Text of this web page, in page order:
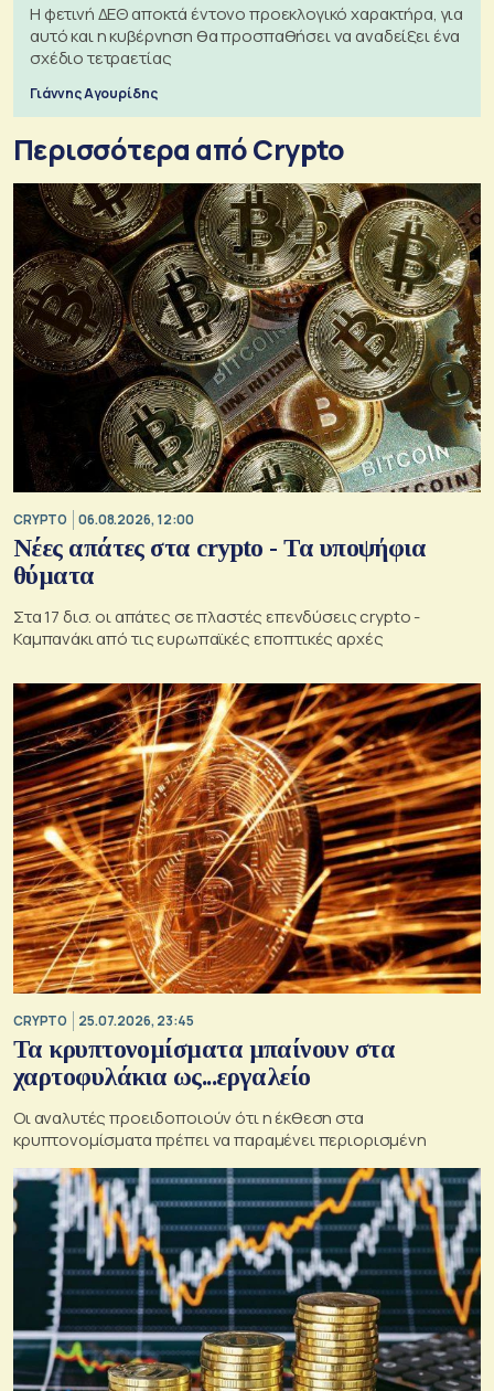
Η φετινή ΔΕΘ αποκτά έντονο προεκλογικό χαρακτήρα, για
αυτό και η κυβέρνηση θα προσπαθήσει να αναδείξει ένα
σχέδιο τετραετίας
Γιάννης Αγουρίδης
Περισσότερα από Crypto
CRYPTO 06.08.2026, 12:00
Νέες απάτες στα crypto - Τα υποψήφια
θύματα
Στα 17 δισ. οι απάτες σε πλαστές επενδύσεις crypto -
Καμπανάκι από τις ευρωπαϊκές εποπτικές αρχές
CRYPTO 25.07.2026, 23:45
Τα κρυπτονομίσματα μπαίνουν στα
χαρτοφυλάκια ως...εργαλείο
Οι αναλυτές προειδοποιούν ότι η έκθεση στα
κρυπτονομίσματα πρέπει να παραμένει περιορισμένη